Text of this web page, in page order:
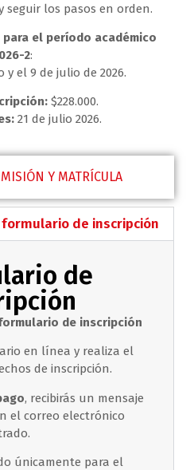
seguir los pasos en orden.
el período académico
2:
y el 9 de julio de 2026.
$228.000.
21 de julio 2026.
Y MATRÍCULA
de inscripción
de
de inscripción
en línea y realiza el
de inscripción.
, recibirás un mensaje
el correo electrónico
únicamente para el